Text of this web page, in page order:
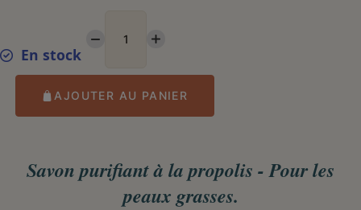
En stock
AJOUTER AU PANIER
Savon purifiant à la propolis - Pour les
peaux grasses.